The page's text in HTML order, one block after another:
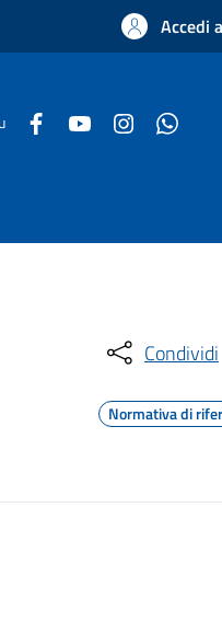
Accedi
Condividi
Normativa di